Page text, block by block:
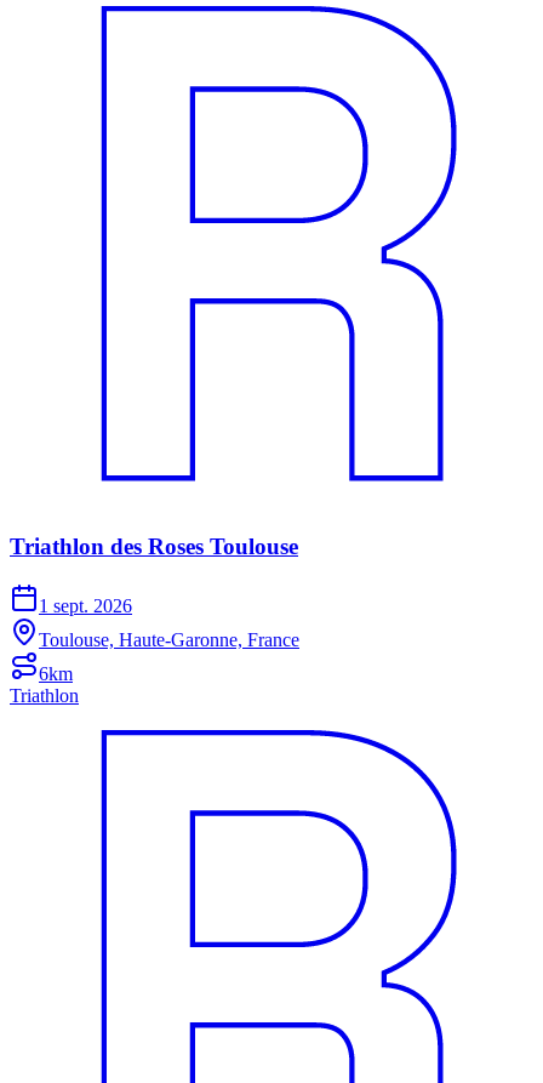
Triathlon des Roses Toulouse
1 sept. 2026
Toulouse, Haute-Garonne, France
6km
Triathlon